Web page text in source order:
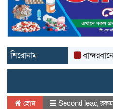
শিরোনাম বান্দরবানে ৩
হোম Second lead,